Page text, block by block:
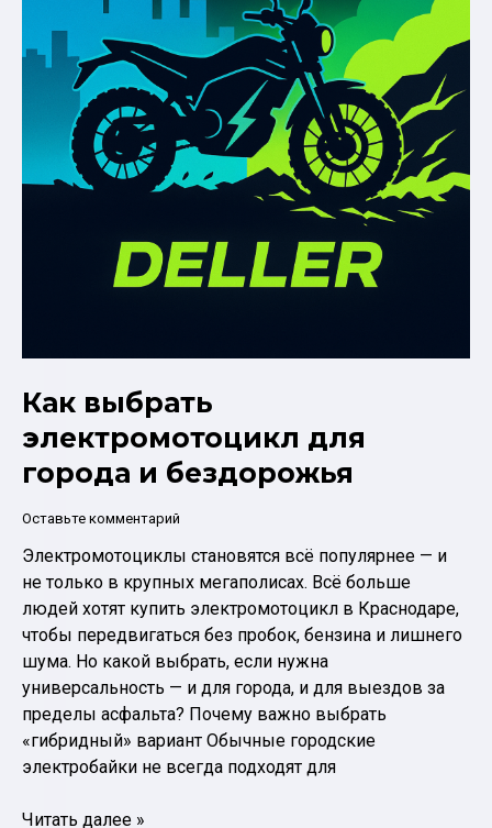
Как выбрать
электромотоцикл для
города и бездорожья
Оставьте комментарий
Электромотоциклы становятся всё популярнее — и
не только в крупных мегаполисах. Всё больше
людей хотят купить электромотоцикл в Краснодаре,
чтобы передвигаться без пробок, бензина и лишнего
шума. Но какой выбрать, если нужна
универсальность — и для города, и для выездов за
пределы асфальта? Почему важно выбрать
«гибридный» вариант Обычные городские
электробайки не всегда подходят для
Как
Читать далее »